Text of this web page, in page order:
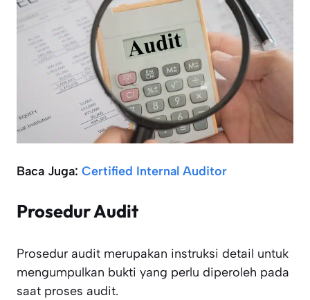
Baca Juga: Certified Internal Auditor
Prosedur Audit
Prosedur audit merupakan instruksi detail untuk
mengumpulkan bukti yang perlu diperoleh pada
saat proses audit.